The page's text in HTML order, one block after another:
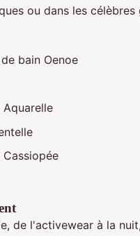
ou dans les célèbres
bain Oenoe
de l'activewear à la